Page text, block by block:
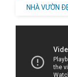
NHÀ VƯỜN